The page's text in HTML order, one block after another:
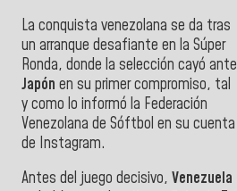
La conquista venezolana se da tras
un arranque desafiante en la Súper
Ronda, donde la selección cayó ante
Japón en su primer compromiso, tal
y como lo informó la Federación
Venezolana de Sóftbol en su cuenta
de Instagram.
Antes del juego decisivo, Venezuela